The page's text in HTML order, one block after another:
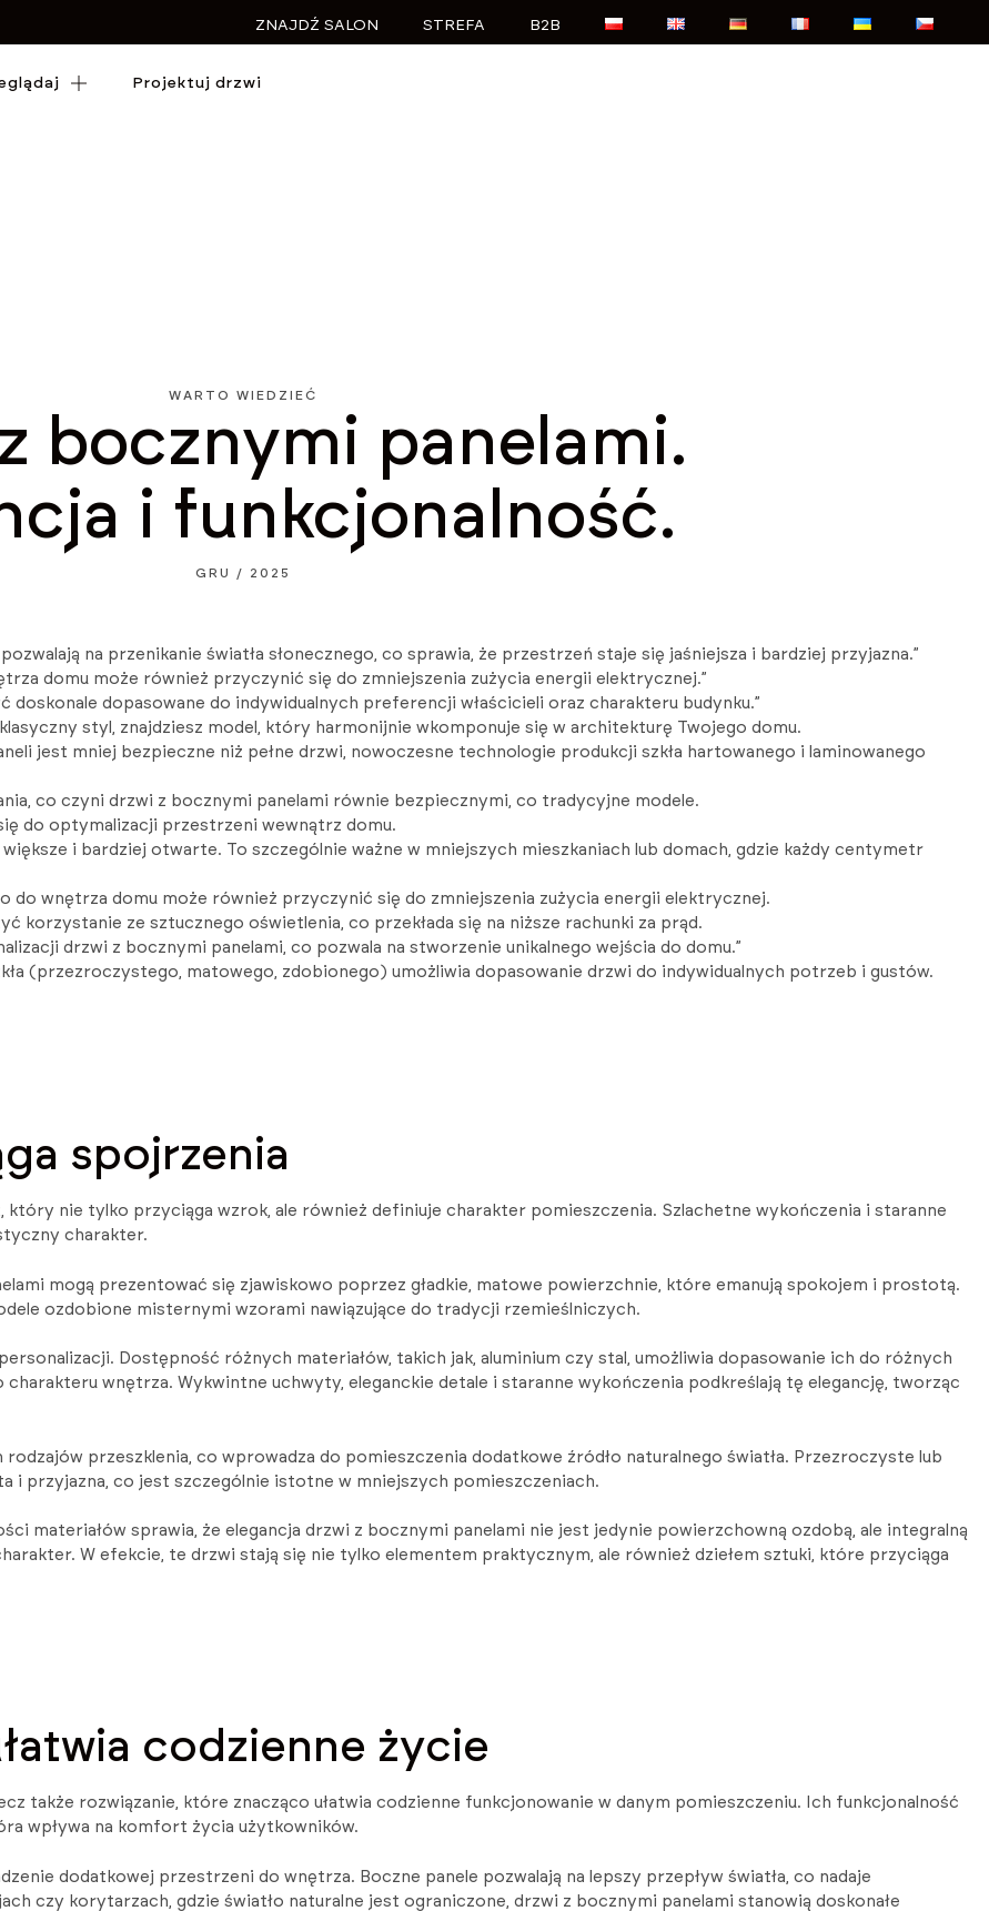
ZNAJDŹ SALON STREFA B2B
Projektuj drzwi
Projektuj drzwi
WARTO WIEDZIEĆ
bocznymi panelami.
i funkcjonalność.
GRU / 2025
na przenikanie światła słonecznego, co sprawia, że przestrzeń staje się jaśniejsza i bardziej przyjazna.”
domu może również przyczynić się do zmniejszenia zużycia energii elektrycznej.”
dopasowane do indywidualnych preferencji właścicieli oraz charakteru budynku.”
styl, znajdziesz model, który harmonijnie wkomponuje się w architekturę Twojego domu.
jest mniej bezpieczne niż pełne drzwi, nowoczesne technologie produkcji szkła hartowanego i laminowanego
co czyni drzwi z bocznymi panelami równie bezpiecznymi, co tradycyjne modele.
do optymalizacji przestrzeni wewnątrz domu.
i bardziej otwarte. To szczególnie ważne w mniejszych mieszkaniach lub domach, gdzie każdy centymetr
do wnętrza domu może również przyczynić się do zmniejszenia zużycia energii elektrycznej.
korzystanie ze sztucznego oświetlenia, co przekłada się na niższe rachunki za prąd.
drzwi z bocznymi panelami, co pozwala na stworzenie unikalnego wejścia do domu.”
(przezroczystego, matowego, zdobionego) umożliwia dopasowanie drzwi do indywidualnych potrzeb i gustów.
spojrzenia
nie tylko przyciąga wzrok, ale również definiuje charakter pomieszczenia. Szlachetne wykończenia i staranne
charakter.
mogą prezentować się zjawiskowo poprzez gładkie, matowe powierzchnie, które emanują spokojem i prostotą.
ozdobione misternymi wzorami nawiązujące do tradycji rzemieślniczych.
Dostępność różnych materiałów, takich jak, aluminium czy stal, umożliwia dopasowanie ich do różnych
wnętrza. Wykwintne uchwyty, eleganckie detale i staranne wykończenia podkreślają tę elegancję, tworząc
przeszklenia, co wprowadza do pomieszczenia dodatkowe źródło naturalnego światła. Przezroczyste lub
i przyjazna, co jest szczególnie istotne w mniejszych pomieszczeniach.
materiałów sprawia, że elegancja drzwi z bocznymi panelami nie jest jedynie powierzchowną ozdobą, ale integralną
W efekcie, te drzwi stają się nie tylko elementem praktycznym, ale również dziełem sztuki, które przyciąga
codzienne życie
także rozwiązanie, które znacząco ułatwia codzienne funkcjonowanie w danym pomieszczeniu. Ich funkcjonalność
wpływa na komfort życia użytkowników.
dodatkowej przestrzeni do wnętrza. Boczne panele pozwalają na lepszy przepływ światła, co nadaje
czy korytarzach, gdzie światło naturalne jest ograniczone, drzwi z bocznymi panelami stanowią doskonałe